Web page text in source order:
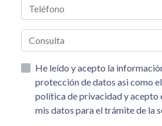
He leído y acepto la información básica sobre
protección de datos asi como el aviso legal y la
política de privacidad y acepto el tratamiento de
mis datos para el trámite de la